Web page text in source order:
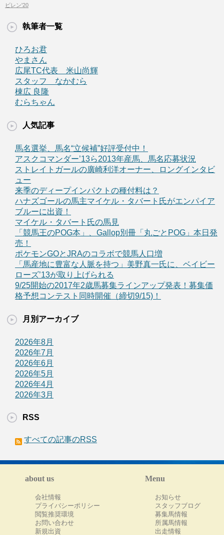
ビレン'20
執筆者一覧
ひろお君
やまさん
広尾TC代表 米山尚輝
スタッフ なかむら
棟広 良隆
むらちゃん
人気記事
馬名選挙、馬名“立候補”好評受付中！
アスクコマンダー’13ら2013年産馬、馬名応募状況
ストレイトガールの廣崎利洋オーナー、ロングインタビ
ュー
来季のディープインパクトの種付料は？
ハナズゴールの馬主マイケル・タバート氏がエンパイア
ブルーに出資！
マイケル・タバート氏の馬見
「競馬王のPOG本」、Gallop別冊「丸ごとPOG」本日発
売！
ポケモンGOとJRAのコラボで競馬人口増
「馬産地に豊富な人脈を持つ」美野真一氏に、ベイビー
ローズ’13が取り上げられる
9/25開始の2017年2歳馬募集ラインアップ発表！募集価
格予想コンテスト同時開催（締切9/15)！
月別アーカイブ
2026年8月
2026年7月
2026年6月
2026年5月
2026年4月
2026年3月
RSS
すべての記事のRSS